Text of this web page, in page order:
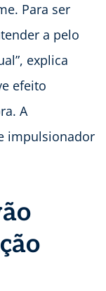
Para ser
a pelo
explica
efeito
A
impulsionador